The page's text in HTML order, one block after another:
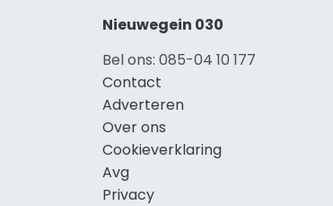
Nieuwegein 030
Bel ons: 085-04 10 177
Contact
Adverteren
Over ons
Cookieverklaring
Avg
Privacy